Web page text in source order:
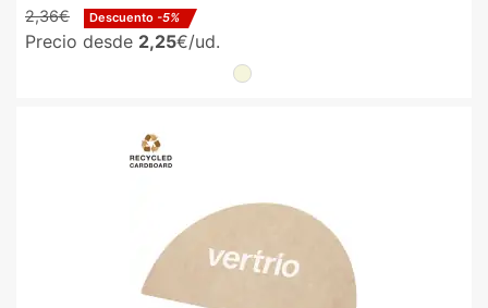
2,36€ Descuento -5%
Precio desde 2,25€/ud.